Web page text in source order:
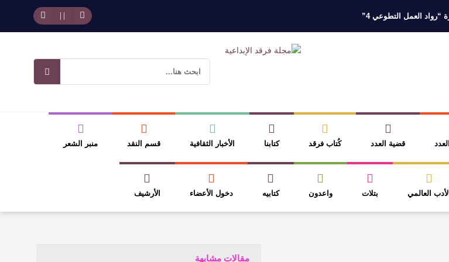
العمل التطوعي 4”
مهرجان الأطاولة التراثي يجمع الشاعر عبدالواحد بجمهوره
الاستهلالي في رواية : ( على كف رتويت ) للدكتورة زينب الخضيري
قضية العدد كُتاب فرقد كتابنا الأخبار الثقافية قسم النقد منبر الشعر
الأدب العالمي بتلات واعدون كتابيه دخول الأعضاء الأرشيف
مقالات مشابهة